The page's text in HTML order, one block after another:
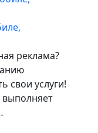
реклама?
свои услуги!
выполняет